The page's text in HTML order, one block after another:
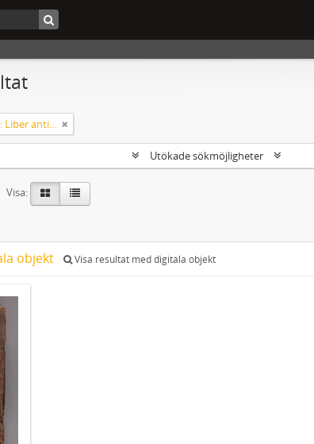
Helsingus, Laurentius Magni: Liber antiphonarius
Utökade sökmöjligheter
Visa:
objekt Visa resultat med digitala objekt